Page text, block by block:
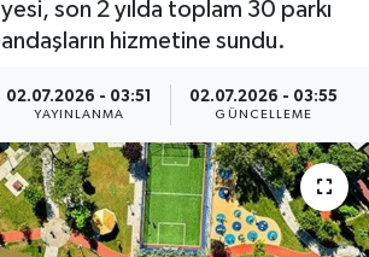
son 2 yılda toplam 30 parkı
hizmetine sundu.
02.07.2026 - 03:51
YAYINLANMA
02.07.2026 - 03:55
GÜNCELLEME
Haberleri